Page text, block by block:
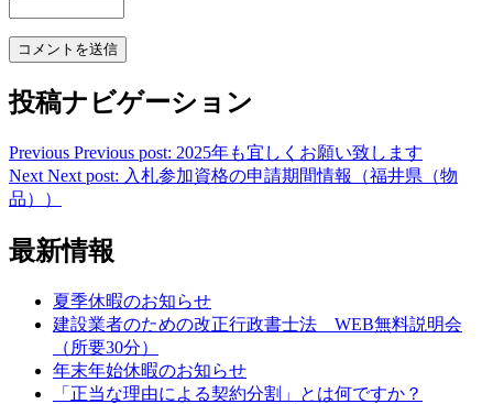
投稿ナビゲーション
Previous Previous post: 2025年も宜しくお願い致します
Next Next post: 入札参加資格の申請期間情報（福井県（物
品））
最新情報
夏季休暇のお知らせ
建設業者のための改正行政書士法 WEB無料説明会
（所要30分）
年末年始休暇のお知らせ
「正当な理由による契約分割」とは何ですか？